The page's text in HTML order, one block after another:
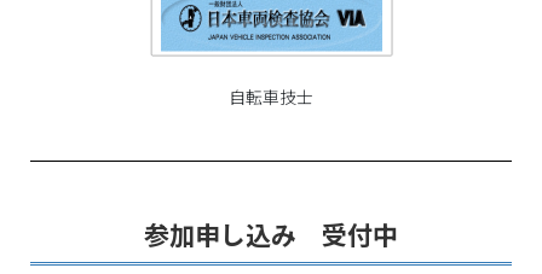
自転車技士
参加申し込み 受付中